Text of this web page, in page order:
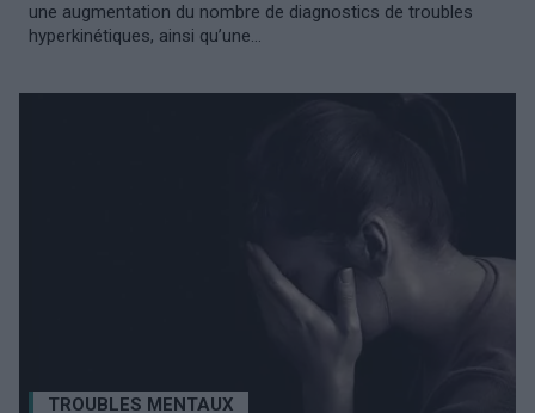
une augmentation du nombre de diagnostics de troubles
hyperkinétiques, ainsi qu’une...
TROUBLES MENTAUX